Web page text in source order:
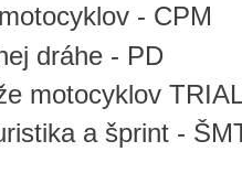
- CPM
dráhe - PD
motocyklov
a šprint -